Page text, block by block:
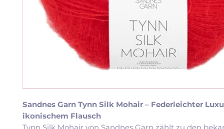
Sandnes Garn Tynn Silk Mohair – Federleichter
ikonischem Flausch